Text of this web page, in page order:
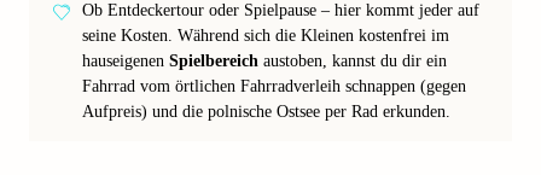
Ob Entdeckertour oder Spielpause – hier kommt jeder auf
seine Kosten. Während sich die Kleinen kostenfrei im
hauseigenen Spielbereich austoben, kannst du dir ein
Fahrrad vom örtlichen Fahrradverleih schnappen (gegen
Aufpreis) und die polnische Ostsee per Rad erkunden.